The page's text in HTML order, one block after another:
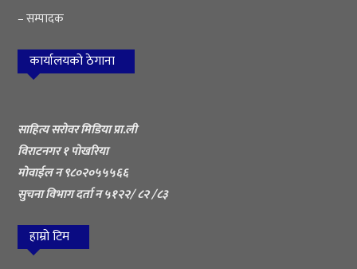
– सम्पादक
कार्यालयको ठेगाना
साहित्य सरोवर मिडिया प्रा.ली
विराटनगर १ पोखरिया
मोवाईल न ९८०२०५५५६६
सुचना विभाग दर्ता न ५१२२/ ८२ /८३
हाम्रो टिम